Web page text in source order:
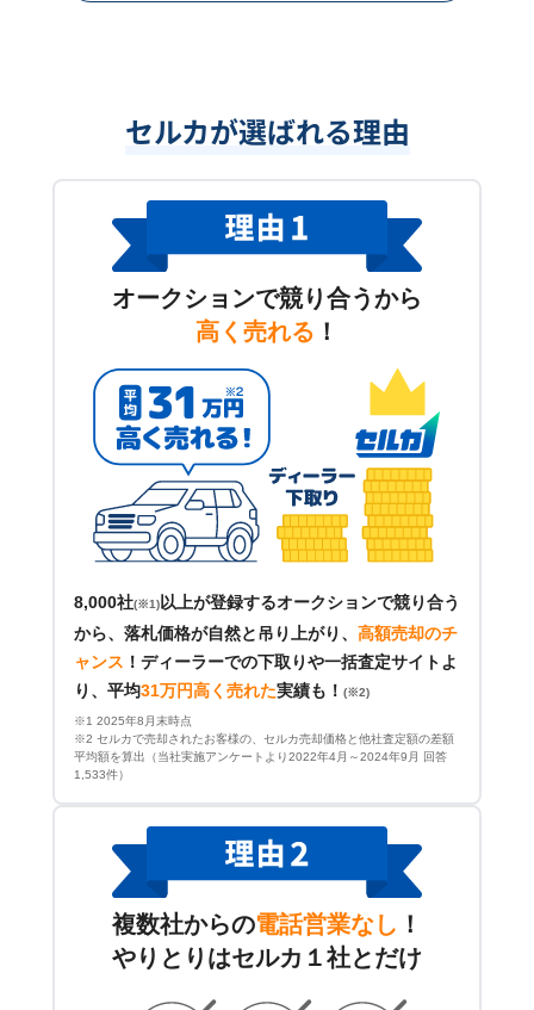
セルカが選ばれる理由
オークションで競り合うから
高く売れる ！
8,000社(※1) 以上が登録するオークションで競り合う
から、落札価格が自然と吊り上がり、 高額売却のチ
ャンス ！ ディーラーでの下取りや一括査定サイトよ
り、平均31万円高く売れた実績も！ (※2)
※1 2025年8月末時点
※2 セルカで売却されたお客様の、セルカ売却価格と他社査定額の差額
平均額を算出（当社実施アンケートより2022年4月～2024年9月 回答
1,533件）
複数社からの電話営業なし ！
やりとりはセルカ１社とだけ